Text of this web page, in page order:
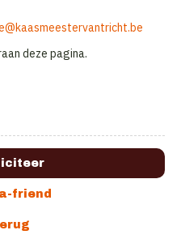
deze pagina.